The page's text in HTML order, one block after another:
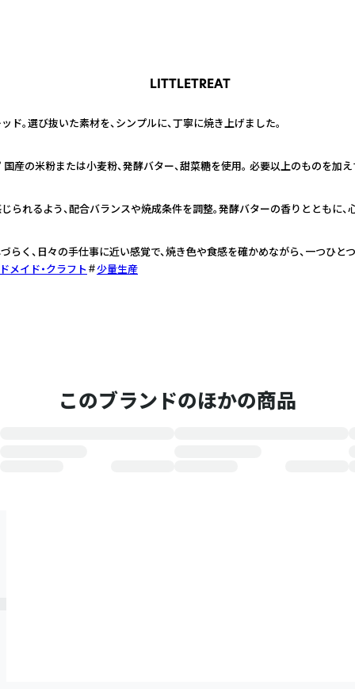
LITTLETREAT
。選び抜いた素材を、シンプルに、丁寧に焼き上げました。
産の米粉または小麦粉、発酵バター、甜菜糖を使用。 必要以上のものを加
じられるよう、配合バランスや焼成条件を調整。発酵バターの香りとともに
らく、日々の手仕事に近い感覚で、焼き色や食感を確かめながら、一つひと
メイド・クラフト
少量生産
このブランドのほかの商品